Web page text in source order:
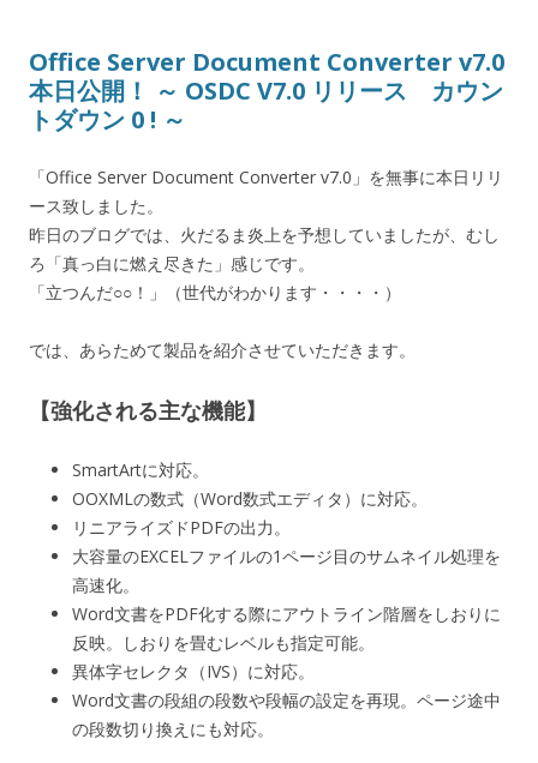
Office Server Document Converter v7.0
本日公開！ ～ OSDC V7.0 リリース カウン
トダウン 0 ! ～
「Office Server Document Converter v7.0」を無事に本日リリ
ース致しました。
昨日のブログでは、火だるま炎上を予想していましたが、むし
ろ「真っ白に燃え尽きた」感じです。
「立つんだ○○！」（世代がわかります・・・・）
では、あらためて製品を紹介させていただきます。
【強化される主な機能】
SmartArtに対応。
OOXMLの数式（Word数式エディタ）に対応。
リニアライズドPDFの出力。
大容量のEXCELファイルの1ページ目のサムネイル処理を
高速化。
Word文書をPDF化する際にアウトライン階層をしおりに
反映。しおりを畳むレベルも指定可能。
異体字セレクタ（IVS）に対応。
Word文書の段組の段数や段幅の設定を再現。ページ途中
の段数切り換えにも対応。